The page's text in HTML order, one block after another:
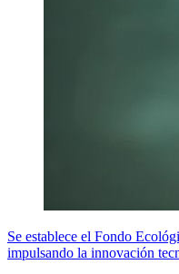
Se establece el Fondo
impulsando la innovación